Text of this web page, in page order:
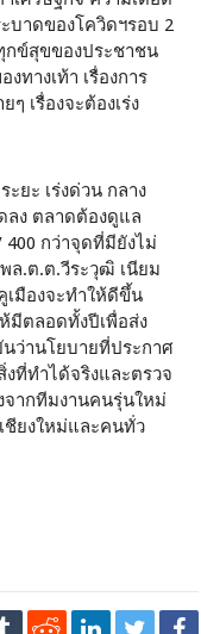
บาดของโควิดฯรอบ 2
กข์สุขของประชาชน
ทางเท้า เรื่องการ
เรื่องจะต้องเร่ง
ยะ เร่งด่วน กลาง
ลง ตลาดต้องดูแล
กว่าจุดที่มียังไม่
ล.ต.ต.วีระวุฒิ เนียม
มืองจะทำให้ดีขึ้น
มีตลอดทั้งปีเพื่อส่ง
นว่านโยบายที่ประกาศ
ที่ทำได้จริงและตรวจ
ากทีมงานคนรุ่นใหม่
ชียงใหม่และคนทั่ว